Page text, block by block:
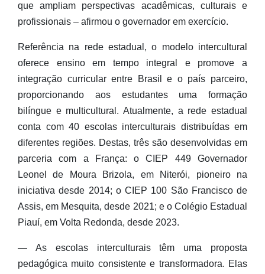
que ampliam perspectivas acadêmicas, culturais e
profissionais – afirmou o governador em exercício.
Referência na rede estadual, o modelo intercultural
oferece ensino em tempo integral e promove a
integração curricular entre Brasil e o país parceiro,
proporcionando aos estudantes uma formação
bilíngue e multicultural. Atualmente, a rede estadual
conta com 40 escolas interculturais distribuídas em
diferentes regiões. Destas, três são desenvolvidas em
parceria com a França: o CIEP 449 Governador
Leonel de Moura Brizola, em Niterói, pioneiro na
iniciativa desde 2014; o CIEP 100 São Francisco de
Assis, em Mesquita, desde 2021; e o Colégio Estadual
Piauí, em Volta Redonda, desde 2023.
— As escolas interculturais têm uma proposta
pedagógica muito consistente e transformadora. Elas